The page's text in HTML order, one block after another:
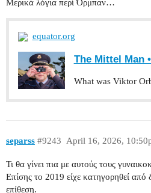
Μερικά λόγια περί Όρμπαν…
equator.org
The Mittel Man
What was Viktor
separss April 16, 2026,
#9243
Τι θα γίνει πια με αυτούς τους
Επίσης το 2019 είχε κατηγορηθεί από
επίθεση.